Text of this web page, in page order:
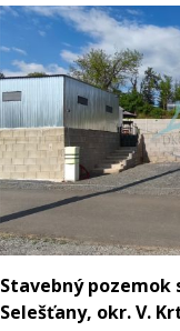
Stavebný pozemok
Selešťany, okr. V.